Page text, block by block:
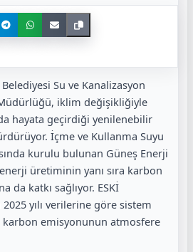
Su ve Kanalizasyon
iklim değişikliğiyle
hayata geçirdiği yenilenebilir
İçme ve Kullanma Suyu
kurulu bulunan Güneş Enerji
üretiminin yanı sıra karbon
da katkı sağlıyor. ESKİ
yılı verilerine göre sistem
karbon emisyonunun atmosfere